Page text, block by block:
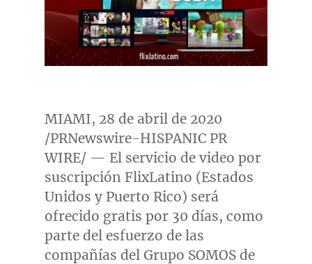
MIAMI, 28 de abril de 2020
/PRNewswire-HISPANIC PR
WIRE/ — El servicio de video por
suscripción FlixLatino (Estados
Unidos y Puerto Rico) será
ofrecido gratis por 30 días, como
parte del esfuerzo de las
compañías del Grupo SOMOS de